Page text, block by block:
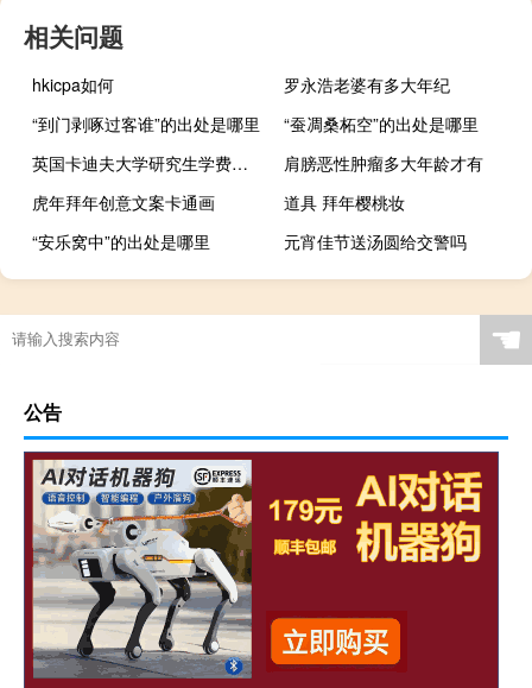
相关问题
hkicpa如何
罗永浩老婆有多大年纪
“到门剥啄过客谁”的出处是哪里
“蚕凋桑柘空”的出处是哪里
英国卡迪夫大学研究生学费一年多少
肩膀恶性肿瘤多大年龄才有
虎年拜年创意文案卡通画
道具 拜年樱桃妆
“安乐窝中”的出处是哪里
元宵佳节送汤圆给交警吗
☚
公告